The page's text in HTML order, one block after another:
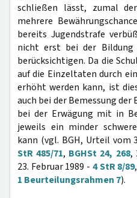
schließen lässt, zumal
mehrere
bereits Jugendstrafe
nicht erst bei der Bildung
berücksichtigen. Da die
auf die Einzeltaten durch
erhöht werden kann, ist
auch bei der Bemessung
bei der Erwägung mit in
jeweils ein minder
kann (vgl. BGH, Urteil vom
StR 485/71, BGHSt 24, 268,
23. Februar 1989 - 4 StR 8/89,
1 Beurteilungsrahmen 7).